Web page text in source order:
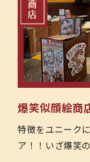
爆笑似顔絵商
特徴をユニーク
ア！！いざ爆笑